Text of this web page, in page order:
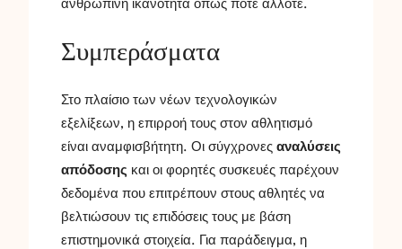
ανθρώπινη ικανότητα όπως ποτέ άλλοτε.
Συμπεράσματα
Στο πλαίσιο των νέων τεχνολογικών
εξελίξεων, η επιρροή τους στον αθλητισμό
είναι αναμφισβήτητη. Οι σύγχρονες αναλύσεις
απόδοσης και οι φορητές συσκευές παρέχουν
δεδομένα που επιτρέπουν στους αθλητές να
βελτιώσουν τις επιδόσεις τους με βάση
επιστημονικά στοιχεία. Για παράδειγμα, η